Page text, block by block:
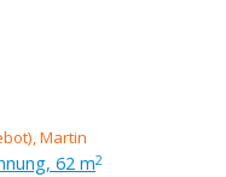
62 m2